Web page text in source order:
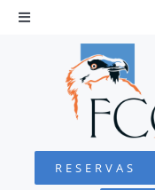
Saltar
Toggle
Navigation
QUEBRANTAHUESOS
FUNDACIÓN
RESERVAS